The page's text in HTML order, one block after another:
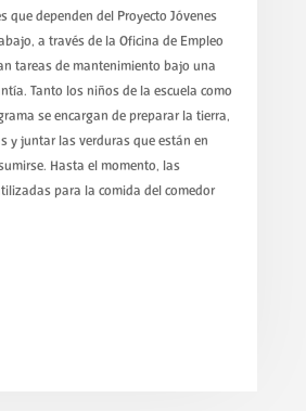
que dependen del Proyecto Jóvenes
a través de la Oficina de Empleo
tareas de mantenimiento bajo una
Tanto los niños de la escuela como
se encargan de preparar la tierra,
y juntar las verduras que están en
Hasta el momento, las
para la comida del comedor